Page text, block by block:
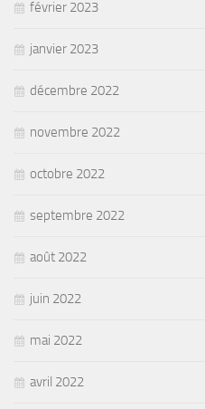
février 2023
janvier 2023
décembre 2022
novembre 2022
octobre 2022
septembre 2022
août 2022
juin 2022
mai 2022
avril 2022